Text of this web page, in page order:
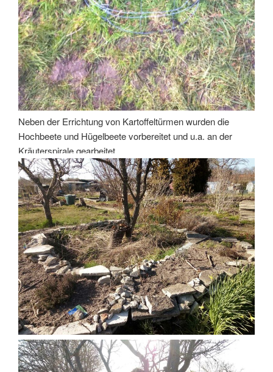
Neben der Errichtung von Kartoffeltürmen wurden die
Hochbeete und Hügelbeete vorbereitet und u.a. an der
Kräuterspirale gearbeitet.